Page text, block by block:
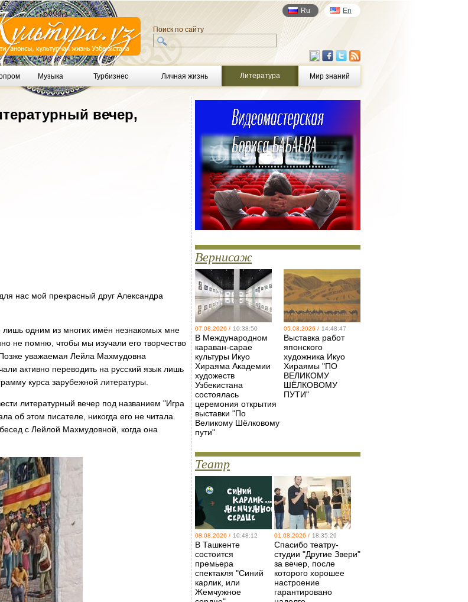
Ru En
Поиск по сайту
Музыка Турбизнес Личная жизнь Литература Мир знаний
вечер,
нас мой прекрасный друг Александра
одним из многих имён незнакомых мне
не помню, чтобы мы изучали его творчество
Позже уважаемая Лейла Махмудовна
активно переводить на русский язык лишь
курса зарубежной литературы.
литературный вечер под названием "Игра
об этом писателе, никогда его не читала.
с Лейлой Махмудовной, когда она
Вернисаж
07.08.2026 / 10:38:50
В Международном
караван-сарае
культуры Икуо
Хираяма Академии
художеств
Узбекистана
состоялась
церемония открытия
выставки "По
Великому Шёлковому
пути"
05.08.2026 / 14:48:47
Выставка работ
японского
художника Икуо
Хираямы "ПО
ВЕЛИКОМУ
ШЁЛКОВОМУ
ПУТИ"
Театр
08.08.2026 / 10:48:12
В Ташкенте
состоится
премьера
спектакля "Синий
карлик, или
Жемчужное
01.08.2026 / 18:35:29
Спасибо театру-
студии "Другие Звери"
за вечер, после
которого хорошее
настроение
гарантировано